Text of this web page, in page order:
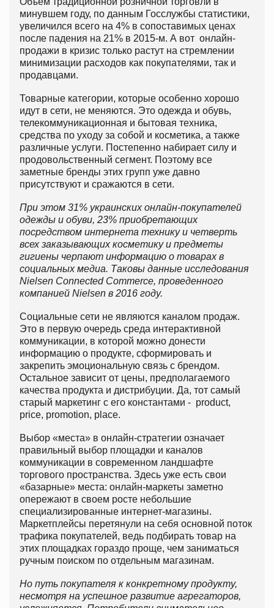
минувшем году, по данным Госслужбы статистики,
увеличился всего на 4% в сопоставимых ценах
после падения на 21% в 2015-м. А вот онлайн-
продажи в кризис только растут на стремлении
минимизации расходов как покупателями, так и
продавцами.
Товарные категории, которые особенно хорошо
идут в сети, не меняются. Это одежда и обувь,
телекоммуникационная и бытовая техника,
средства по уходу за собой и косметика, а также
различные услуги. Постепенно набирает силу и
продовольственный сегмент. Поэтому все
заметные бренды этих групп уже давно
присутствуют и сражаются в сети.
При этом 31% украинских онлайн-покупателей
одежды и обуви, 23% приобретающих
посредством интернета технику и четверть
всех заказывающих косметику и предметы
гигиены черпают информацию о товарах в
социальных медиа. Таковы данные исследования
Nielsen Connected Commerce, проведенного
компанией Nielsen в 2016 году.
Социальные сети не являются каналом продаж.
Это в первую очередь среда интерактивной
коммуникации, в которой можно донести
информацию о продукте, сформировать и
закрепить эмоциональную связь с брендом.
Остальное зависит от цены, предполагаемого
качества продукта и дистрибуции. Да, тот самый
старый маркетинг с его константами - product,
price, promotion, place.
Выбор «места» в онлайн-стратегии означает
правильный выбор площадки и каналов
коммуникации в современном ландшафте
торгового пространства. Здесь уже есть свои
«базарные» места: онлайн-маркеты заметно
опережают в своем росте небольшие
специализированные интернет-магазины.
Маркетплейсы перетянули на себя основной поток
трафика покупателей, ведь подбирать товар на
этих площадках гораздо проще, чем заниматься
ручным поиском по отдельным магазинам.
Но путь покупателя к конкретному продукту,
несмотря на успешное развитие агрегаторов,